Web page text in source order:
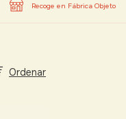
Recoge en Fábrica Objeto
Ordenar